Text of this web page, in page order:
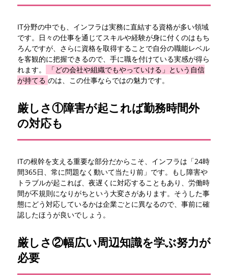
IT分野の中でも、インフラは実務に直結する資格が多い領域
です。日々の仕事を通じてスキルや経験が身に付くのはもち
ろんですが、さらに資格を取得することで自分の職能レベル
を客観的に把握できるので、手に職を付けている実感が得ら
れます。
「どの会社や組織でもやっていける」という自信
が持てる のは、この仕事ならではの魅力です。
厳しさ①障害が起これば勤務時間外
の対応も
ITの根幹を支える重要な部分だからこそ、インフラは「24時
間365日、常に問題なく動いて当たり前」です。もし障害や
トラブルが起これば、夜遅くに対応することもあり、労働時
間が不規則になりがちという大変さがあります。そうした事
態にどう対応しているかは企業ごとに異なるので、事前に確
認したほうが良いでしょう。
厳しさ②幅広い周辺知識を学ぶ努力が
必要